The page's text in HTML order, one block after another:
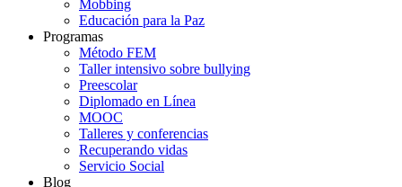
Mobbing
Educación para la Paz
Programas
Método FEM
Taller intensivo sobre bullying
Preescolar
Diplomado en Línea
MOOC
Talleres y conferencias
Recuperando vidas
Servicio Social
Blog